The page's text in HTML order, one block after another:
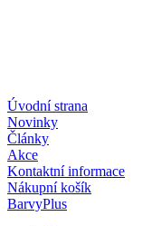
Úvodní strana
Novinky
Články
Akce
Kontaktní informace
Nákupní košík
BarvyPlus